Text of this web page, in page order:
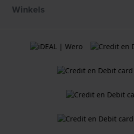
Winkels